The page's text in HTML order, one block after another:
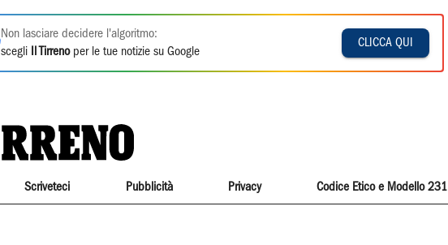
Non lasciare decidere l'algoritmo:
scegli
Il Tirrenoper le tue notizie su Google
CLICCA QUI
Scriveteci Pubblicità Privacy Codice Etico e Modello 231